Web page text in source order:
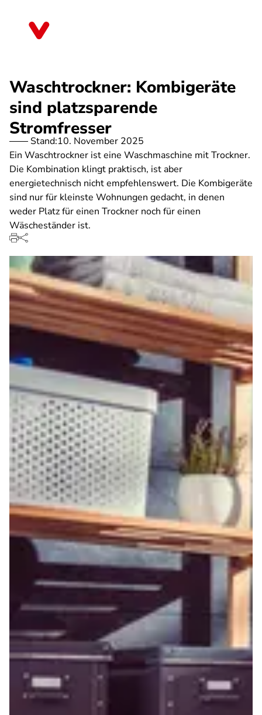
Waschtrockner: Kombigeräte
sind platzsparende
Stromfresser
Stand:10. November 2025
Ein Waschtrockner ist eine Waschmaschine mit Trockner.
Die Kombination klingt praktisch, ist aber
energietechnisch nicht empfehlenswert. Die Kombigeräte
sind nur für kleinste Wohnungen gedacht, in denen
weder Platz für einen Trockner noch für einen
Wäscheständer ist.